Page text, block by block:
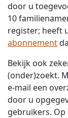
door u
10
register; heeft
abonnement
Bekijk ook
(onder)zoekt.
e-mail een
door u
gebruikers.